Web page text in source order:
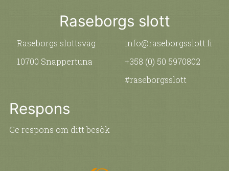
Raseborgs slott
Raseborgs slottsväg
10700 Snappertuna
info@raseborgsslott.fi
+358 (0) 50 5970802
#raseborgsslott
Respons
Ge respons om ditt besök